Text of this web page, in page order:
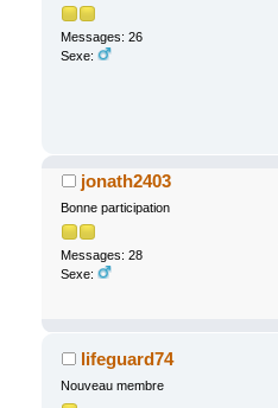
Messages: 26
Sexe:
jonath2403
Bonne participation
Messages: 28
Sexe:
lifeguard74
Nouveau membre